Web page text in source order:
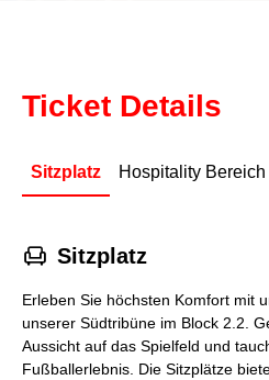
Ticket Details
Sitzplatz Hospitality Bereich
􁐴 Sitzplatz
Erleben Sie höchsten Komfort mit
unserer Südtribüne im Block 2.2.
Aussicht auf das Spielfeld und
Fußballerlebnis. Die Sitzplätze